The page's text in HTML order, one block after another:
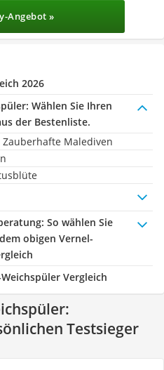
Angebot »
2026
Wählen Sie Ihren
der Bestenliste.
Malediven
: So wählen Sie
obigen Vernel-
Vergleich
Testsieger